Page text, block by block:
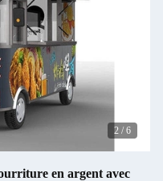
2 / 6
en argent avec